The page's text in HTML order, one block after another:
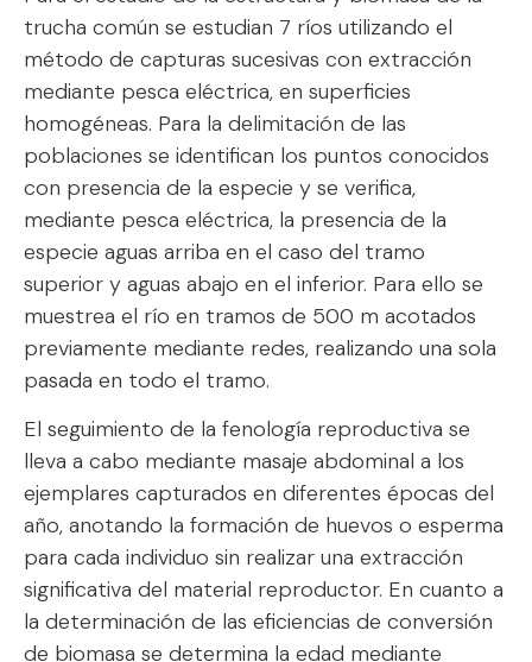
trucha común se estudian 7 ríos utilizando el
método de capturas sucesivas con extracción
mediante pesca eléctrica, en superficies
homogéneas. Para la delimitación de las
poblaciones se identifican los puntos conocidos
con presencia de la especie y se verifica,
mediante pesca eléctrica, la presencia de la
especie aguas arriba en el caso del tramo
superior y aguas abajo en el inferior. Para ello se
muestrea el río en tramos de 500 m acotados
previamente mediante redes, realizando una sola
pasada en todo el tramo.
El seguimiento de la fenología reproductiva se
lleva a cabo mediante masaje abdominal a los
ejemplares capturados en diferentes épocas del
año, anotando la formación de huevos o esperma
para cada individuo sin realizar una extracción
significativa del material reproductor. En cuanto a
la determinación de las eficiencias de conversión
de biomasa se determina la edad mediante